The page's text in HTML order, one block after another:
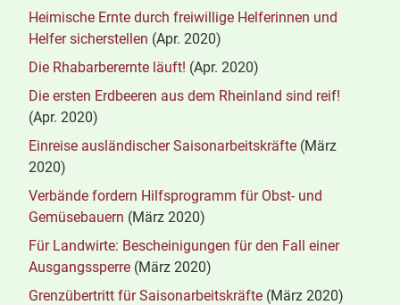
Heimische Ernte durch freiwillige Helferinnen und
Helfer sicherstellen (Apr. 2020)
Die Rhabarberernte läuft! (Apr. 2020)
Die ersten Erdbeeren aus dem Rheinland sind reif!
(Apr. 2020)
Einreise ausländischer Saisonarbeitskräfte (März
2020)
Verbände fordern Hilfsprogramm für Obst- und
Gemüsebauern (März 2020)
Für Landwirte: Bescheinigungen für den Fall einer
Ausgangssperre (März 2020)
Grenzübertritt für Saisonarbeitskräfte (März 2020)